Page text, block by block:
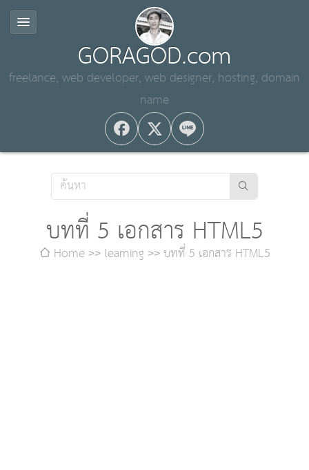
GORAGOD.com
freelance, web developer, web designer, hosting, domain
name
บทที่ 5 เอกสาร HTML5
Home learning บทที่ 5 เอกสาร HTML5